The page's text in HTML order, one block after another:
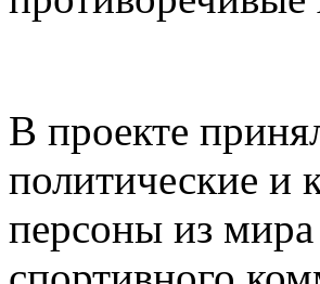
В проекте
политические и
персоны из